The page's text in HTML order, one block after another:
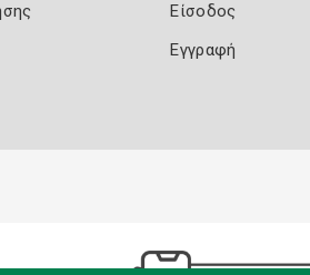
Είσοδος
Εγγραφή